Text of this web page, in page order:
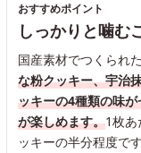
おすすめポイント
しっかりと噛む
国産素材でつくられ
な粉クッキー、宇治
ッキーの4種類の味
が楽しめます。1枚
ッキーの半分程度で